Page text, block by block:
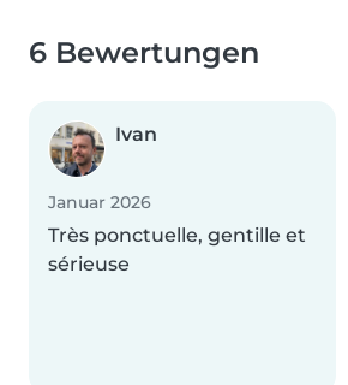
6 Bewertungen
Ivan
Januar 2026
Très ponctuelle, gentille et
sérieuse